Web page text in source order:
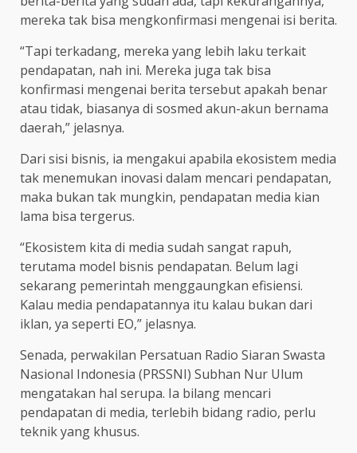
mereka tak bisa mengkonfirmasi mengenai isi berita.
“Tapi terkadang, mereka yang lebih laku terkait
pendapatan, nah ini. Mereka juga tak bisa
konfirmasi mengenai berita tersebut apakah benar
atau tidak, biasanya di sosmed akun-akun bernama
daerah,” jelasnya.
Dari sisi bisnis, ia mengakui apabila ekosistem media
tak menemukan inovasi dalam mencari pendapatan,
maka bukan tak mungkin, pendapatan media kian
lama bisa tergerus.
“Ekosistem kita di media sudah sangat rapuh,
terutama model bisnis pendapatan. Belum lagi
sekarang pemerintah menggaungkan efisiensi.
Kalau media pendapatannya itu kalau bukan dari
iklan, ya seperti EO,” jelasnya.
Senada, perwakilan Persatuan Radio Siaran Swasta
Nasional Indonesia (PRSSNI) Subhan Nur Ulum
mengatakan hal serupa. Ia bilang mencari
pendapatan di media, terlebih bidang radio, perlu
teknik yang khusus.